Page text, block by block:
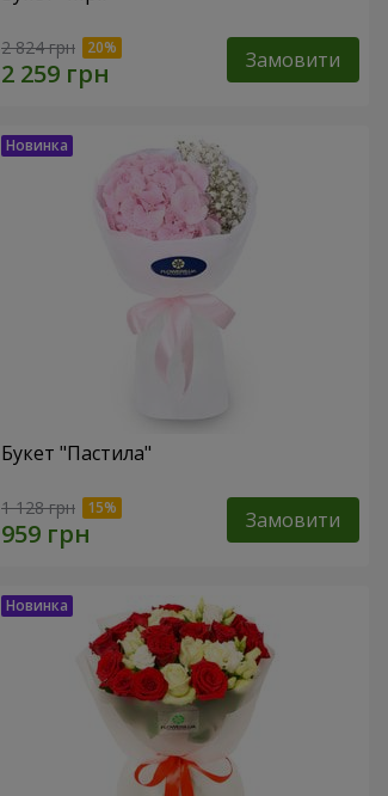
2 824 грн Замовити
Букет "Пастила"
1 128 грн Замовити